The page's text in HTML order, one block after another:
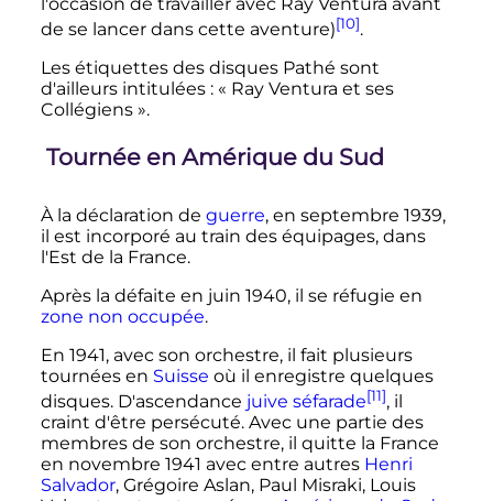
de se lancer dans cette aventure)[10].
Les étiquettes des disques Pathé sont
d'ailleurs intitulées : « Ray Ventura et ses
Collégiens ».
Tournée en Amérique du Sud
À la déclaration de guerre, en septembre 1939,
il est incorporé au train des équipages, dans
l'Est de la France.
Après la défaite en juin 1940, il se réfugie en
zone non occupée.
En 1941, avec son orchestre, il fait plusieurs
tournées en Suisse où il enregistre quelques
disques. D'ascendance juive séfarade[11], il
craint d'être persécuté. Avec une partie des
membres de son orchestre, il quitte la France
en novembre 1941 avec entre autres Henri
Salvador, Grégoire Aslan, Paul Misraki, Louis